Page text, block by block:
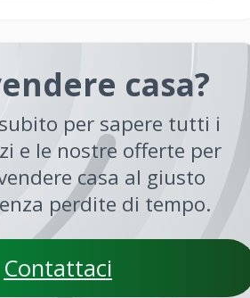
casa?
per sapere tutti i
e le nostre offerte per
casa al giusto
perdite di tempo.
Contattaci